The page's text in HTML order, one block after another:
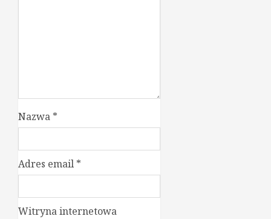
Nazwa *
Adres email *
Witryna internetowa